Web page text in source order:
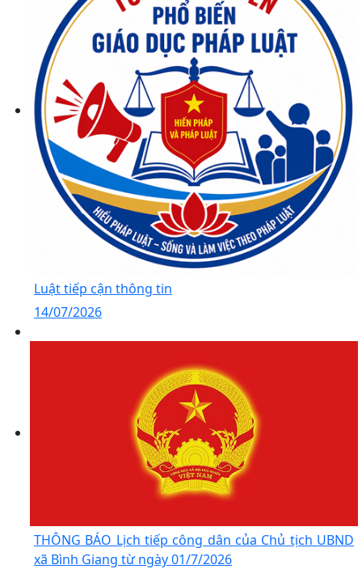
Luật tiếp cận thông tin
14/07/2026
THÔNG BÁO Lịch tiếp công dân của Chủ tịch UBND
xã Bình Giang từ ngày 01/7/2026